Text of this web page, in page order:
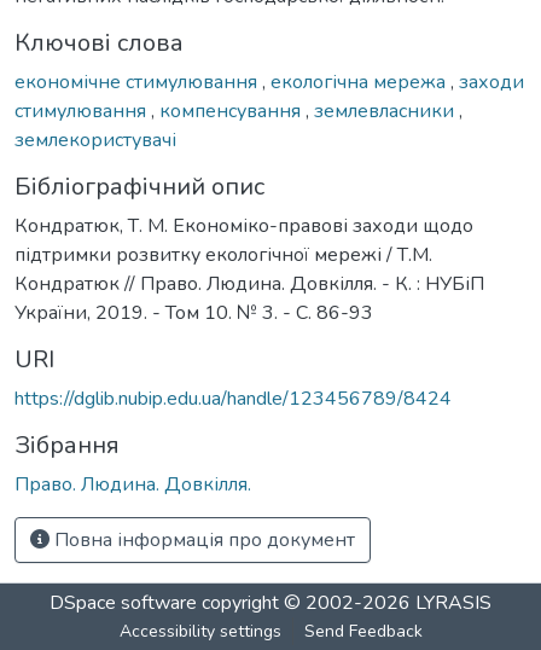
Ключові слова
економічне стимулювання , екологічна мережа , заходи
стимулювання , компенсування , землевласники ,
землекористувачі
Бібліографічний опис
Кондратюк, Т. М. Економіко-правові заходи щодо
підтримки розвитку екологічної мережі / Т.М.
Кондратюк // Право. Людина. Довкілля. - К. : НУБіП
України, 2019. - Том 10. № 3. - С. 86-93
URI
https://dglib.nubip.edu.ua/handle/123456789/8424
Зібрання
Право. Людина. Довкілля.
Повна інформація про документ
DSpace software copyright © 2002-2026 LYRASIS
Accessibility settings Send Feedback